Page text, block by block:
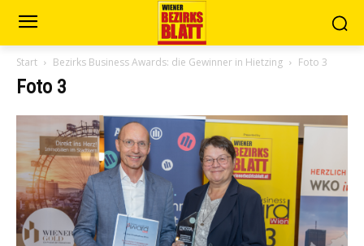
Start Bezirks Business Awards: die Gewinner in Hietzing Foto 3
Foto 3